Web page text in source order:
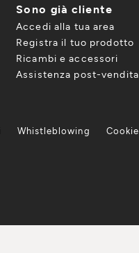
Sono già cliente
Accedi alla tua area
Registra il tuo prodotto
Ricambi e accessori
Assistenza post-vendita
Whistleblowing Cookie